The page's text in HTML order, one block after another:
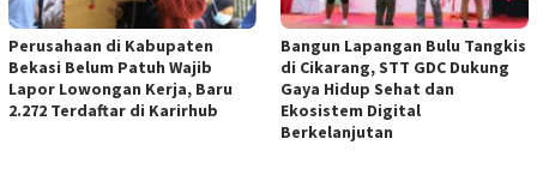
Perusahaan di Kabupaten
Bekasi Belum Patuh Wajib
Lapor Lowongan Kerja, Baru
2.272 Terdaftar di Karirhub
Bangun Lapangan Bulu Tangkis
di Cikarang, STT GDC Dukung
Gaya Hidup Sehat dan
Ekosistem Digital
Berkelanjutan